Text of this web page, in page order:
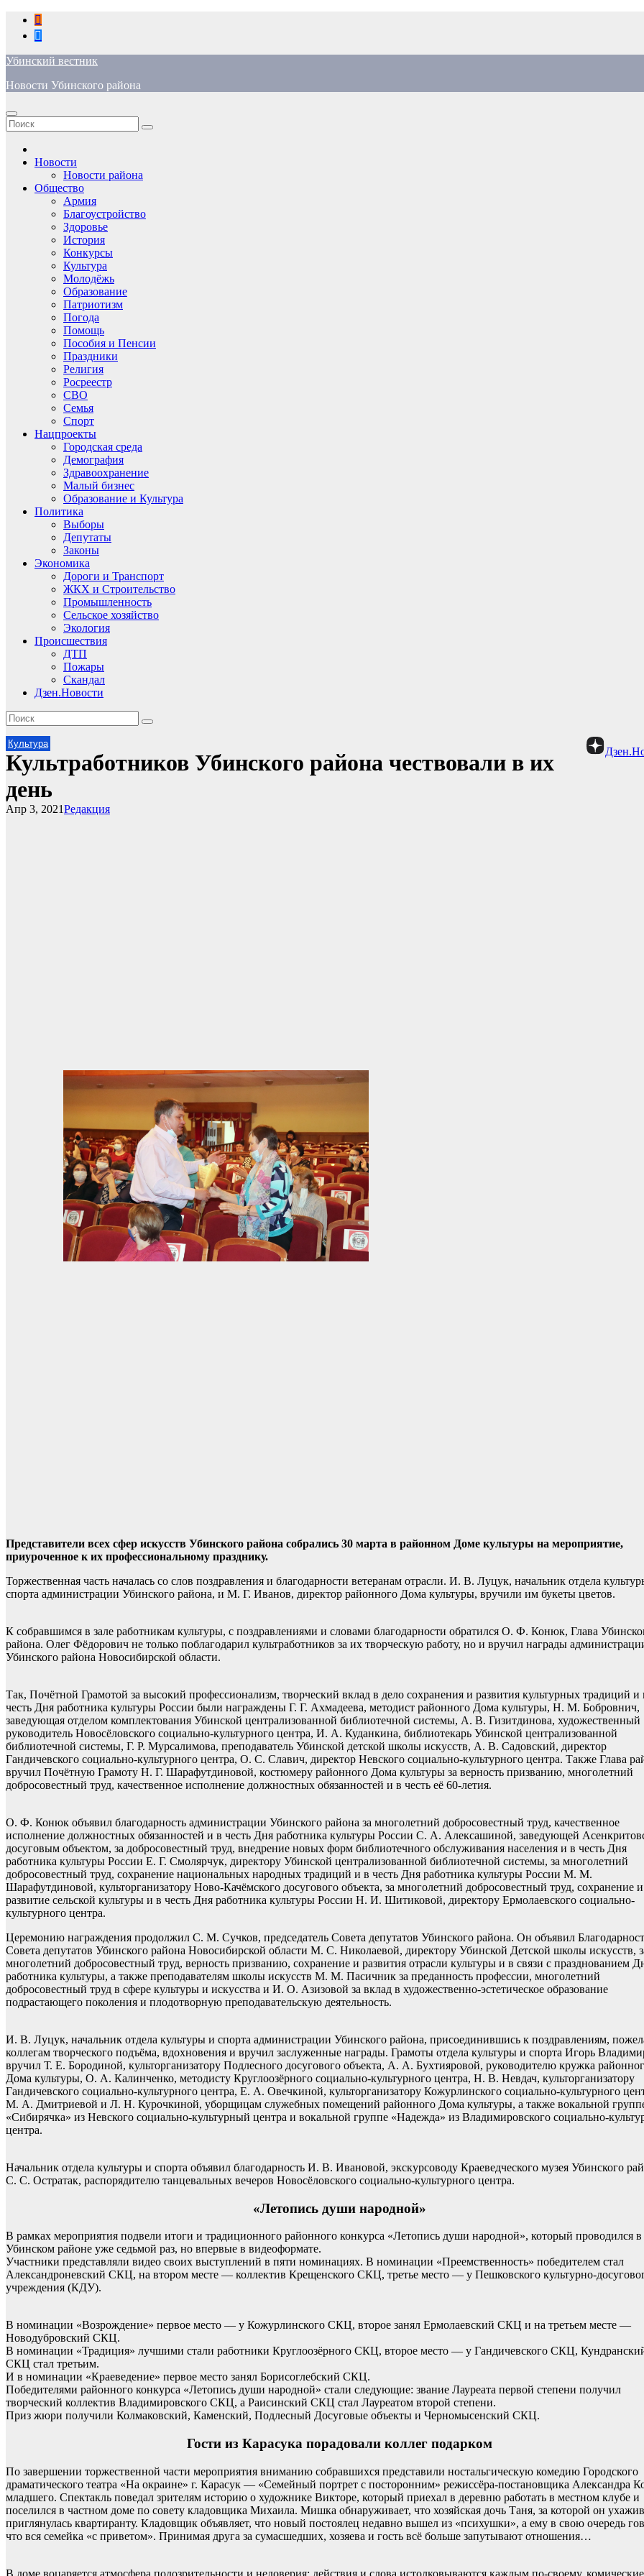
Перейти
содержимому
Убинский вестник
Новости Убинского района
Новости
Новости района
Общество
Армия
Благоустройство
Здоровье
История
Конкурсы
Культура
Молодёжь
Образование
Патриотизм
Погода
Помощь
Пособия и Пенсии
Праздники
Религия
Росреестр
СВО
Семья
Спорт
Нацпроекты
Городская среда
Демография
Здравоохранение
Малый бизнес
Образование и Культура
Политика
Выборы
Депутаты
Законы
Экономика
Дороги и Транспорт
ЖКХ и Строительство
Промышленность
Сельское хозяйство
Экология
Происшествия
ДТП
Пожары
Скандал
Дзен.Новости
Культура
Культработников Убинского района чествовали в их
день
Редакция
Апр 3, 2021
Представители всех сфер искусств Убинского района собрались 30 марта в районном Доме культуры на мероприятие,
приуроченное к их профессиональному празднику.
Торжественная часть началась со слов поздравления и благодарности ветеранам отрасли. И. В. Луцук, начальник отдела
спорта администрации Убинского района, и М. Г. Иванов, директор районного Дома культуры, вручили им букеты цветов.
К собравшимся в зале работникам культуры, с поздравлениями и словами благодарности обратился О. Ф. Конюк, Глава
района. Олег Фёдорович не только поблагодарил культработников за их творческую работу, но и вручил награды
Убинского района Новосибирской области.
Так, Почётной Грамотой за высокий профессионализм, творческий вклад в дело сохранения и развития культурных традиций и
честь Дня работника культуры России были награждены Г. Г. Ахмадеева, методист районного Дома культуры, Н. М. Бобровнич,
заведующая отделом комплектования Убинской централизованной библиотечной системы, А. В. Гизитдинова, художественный
руководитель Новосёловского социально-культурного центра, И. А. Куданкина, библиотекарь Убинской централизованной
библиотечной системы, Г. Р. Мурсалимова, преподаватель Убинской детской школы искусств, А. В. Садовский, директор
Гандичевского социально-культурного центра, О. С. Славич, директор Невского социально-культурного центра. Также Глава
вручил Почётную Грамоту Н. Г. Шарафутдиновой, костюмеру районного Дома культуры за верность призванию, многолетний
добросовестный труд, качественное исполнение должностных обязанностей и в честь её 60-летия.
О. Ф. Конюк объявил благодарность администрации Убинского района за многолетний добросовестный труд, качественное
исполнение должностных обязанностей и в честь Дня работника культуры России С. А. Алексашиной, заведующей
досуговым объектом, за добросовестный труд, внедрение новых форм библиотечного обслуживания населения и в честь Дня
работника культуры России Е. Г. Смолярчук, директору Убинской централизованной библиотечной системы, за многолетний
добросовестный труд, сохранение национальных народных традиций и в честь Дня работника культуры России М. М.
Шарафутдиновой, культорганизатору Ново-Качёмского досугового объекта, за многолетний добросовестный труд, сохранение и
развитие сельской культуры и в честь Дня работника культуры России Н. И. Шитиковой, директору Ермолаевского социально-
культурного центра.
Церемонию награждения продолжил С. М. Сучков, председатель Совета депутатов Убинского района. Он объявил
Совета депутатов Убинского района Новосибирской области М. С. Николаевой, директору Убинской Детской школы искусств,
многолетний добросовестный труд, верность призванию, сохранение и развития отрасли культуры и в связи с празднованием
работника культуры, а также преподавателям школы искусств М. М. Пасичник за преданность профессии, многолетний
добросовестный труд в сфере культуры и искусства и И. О. Азизовой за вклад в художественно-эстетическое образование
подрастающего поколения и плодотворную преподавательскую деятельность.
И. В. Луцук, начальник отдела культуры и спорта администрации Убинского района, присоединившись к поздравлениям,
коллегам творческого подъёма, вдохновения и вручил заслуженные награды. Грамоты отдела культуры и спорта Игорь
вручил Т. Е. Бородиной, культорганизатору Подлесного досугового объекта, А. А. Бухтияровой, руководителю кружка
Дома культуры, О. А. Калинченко, методисту Круглоозёрного социально-культурного центра, Н. В. Невдач, культорганизатору
Гандичевского социально-культурного центра, Е. А. Овечкиной, культорганизатору Кожурлинского социально-культурного
М. А. Дмитриевой и Л. Н. Курочкиной, уборщицам служебных помещений районного Дома культуры, а также вокальной
«Сибирячка» из Невского социально-культурный центра и вокальной группе «Надежда» из Владимировского социально-
центра.
Начальник отдела культуры и спорта объявил благодарность И. В. Ивановой, экскурсоводу Краеведческого музея Убинского
С. С. Остратак, распорядителю танцевальных вечеров Новосёловского социально-культурного центра.
«Летопись души народной»
В рамках мероприятия подвели итоги и традиционного районного конкурса «Летопись души народной», который проводился в
Убинском районе уже седьмой раз, но впервые в видеоформате.
Участники представляли видео своих выступлений в пяти номинациях. В номинации «Преемственность» победителем стал
Александроневский СКЦ, на втором месте — коллектив Крещенского СКЦ, третье место — у Пешковского культурно-
учреждения (КДУ).
В номинации «Возрождение» первое место — у Кожурлинского СКЦ, второе занял Ермолаевский СКЦ и на третьем месте —
Новодубровский СКЦ.
В номинации «Традиция» лучшими стали работники Круглоозёрного СКЦ, второе место — у Гандичевского СКЦ,
СКЦ стал третьим.
И в номинации «Краеведение» первое место занял Борисоглебский СКЦ.
Победителями районного конкурса «Летопись души народной» стали следующие: звание Лауреата первой степени получил
творческий коллектив Владимировского СКЦ, а Раисинский СКЦ стал Лауреатом второй степени.
Приз жюри получили Колмаковский, Каменский, Подлесный Досуговые объекты и Черномысенский СКЦ.
Гости из Карасука порадовали коллег подарком
По завершении торжественной части мероприятия вниманию собравшихся представили ностальгическую комедию Городского
драматического театра «На окраине» г. Карасук — «Семейный портрет с посторонним» режиссёра-постановщика Александра
младшего. Спектакль поведал зрителям историю о художнике Викторе, который приехал в деревню работать в местном клубе и
поселился в частном доме по совету кладовщика Михаила. Мишка обнаруживает, что хозяйская дочь Таня, за которой он
приглянулась квартиранту. Кладовщик объявляет, что новый постоялец недавно вышел из «психушки», а ему в свою очередь
что вся семейка «с приветом». Принимая друга за сумасшедших, хозяева и гость всё больше запутывают отношения…
В доме воцаряется атмосфера подозрительности и недоверия: действия и слова истолковываются каждым по-своему, комические